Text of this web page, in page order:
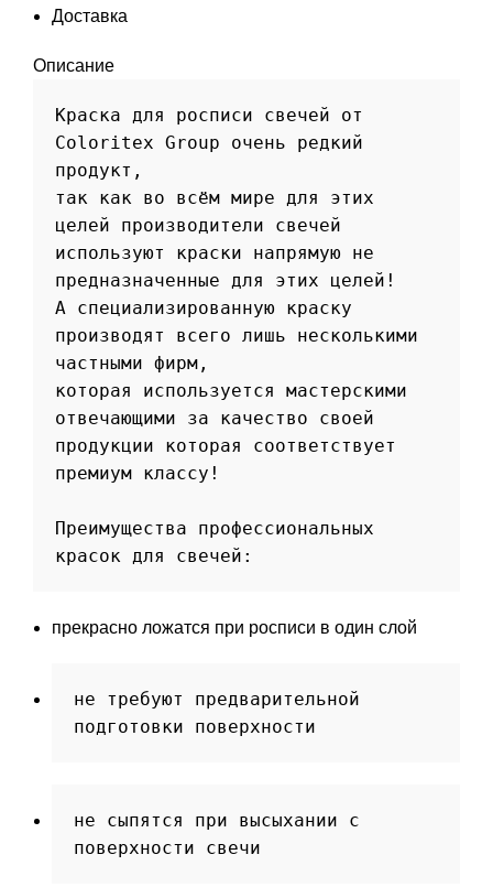
Доставка
Описание
Краска для росписи свечей от
Сoloritex Group очень редкий
продукт,
так как во всём мире для этих
целей производители свечей
используют краски напрямую не
предназначенные для этих целей!
А специализированную краску
производят всего лишь несколькими
частными фирм,
которая используется мастерскими
отвечающими за качество своей
продукции которая соответствует
премиум классу!
Преимущества профессиональных
красок для свечей:
прекрасно ложатся при росписи в один слой
не требуют предварительной
подготовки поверхности
не сыпятся при высыхании с
поверхности свечи